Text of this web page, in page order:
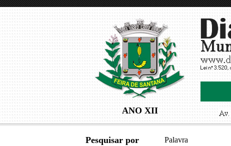
ANO XII
Pesquisar por Palavra